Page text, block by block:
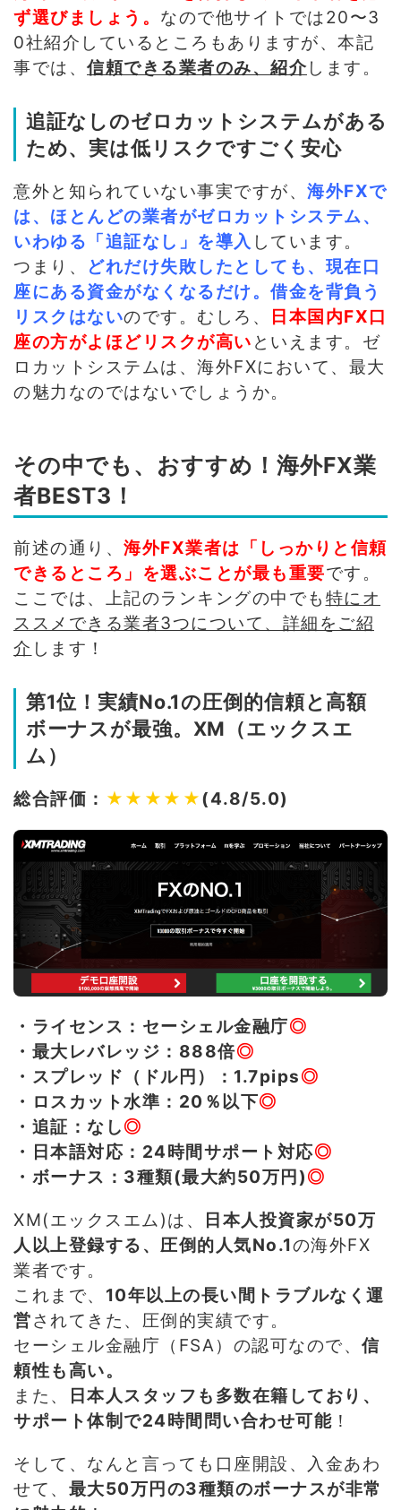
ず選びましょう。 なので他サイトでは20〜3
0社紹介しているところもありますが、本記
事では、 信頼できる業者のみ、紹介します。
追証なしのゼロカットシステムがある
ため、実は低リスクですごく安心
意外と知られていない事実ですが、 海外FXで
は、ほとんどの業者がゼロカットシステム、
いわゆる「追証なし」を導入 しています。
つまり、
どれだけ失敗したとしても、現在口
座にある資金がなくなるだけ。借金を背負う
リスクはないのです。むしろ、
日本国内FX口
座の方がよほどリスクが高い といえます。ゼ
ロカットシステムは、海外FXにおいて、最大
の魅力なのではないでしょうか。
その中でも、おすすめ！海外FX業
者BEST3！
前述の通り、 海外FX業者は「しっかりと信頼
できるところ」を選ぶことが最も重要です。
ここでは、上記のランキングの中でも 特にオ
ススメできる業者3つについて、詳細をご紹
介 します！
第1位！実績No.1の圧倒的信頼と高額
ボーナスが最強。XM（エックスエ
ム）
総合評価： ★★★★★(4.8/5.0)
・ライセンス：セーシェル金融庁◎
・最大レバレッジ：888倍◎
・スプレッド（ドル円）：1.7pips◎
・ロスカット水準：20％以下◎
・追証：なし◎
・日本語対応：24時間サポート対応◎
・ボーナス：3種類(最大約50万円)◎
XM(エックスエム)は、
日本人投資家が50万
人以上登録する、圧倒的人気No.1の海外FX
業者です。
これまで、 10年以上の長い間トラブルなく運
営されてきた、圧倒的実績です。
セーシェル金融庁（FSA）の認可なので、 信
頼性も高い。
また、
日本人スタッフも多数在籍しており、
サポート体制で24時間問い合わせ可能 ！
そして、なんと言っても口座開設、入金あわ
せて、 最大50万円の3種類のボーナスが非常